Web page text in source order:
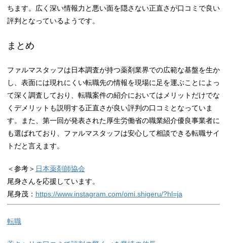
ちます。広く深い情報力と悪い面を隠さない正直さが口コミで良い
評判となっているようです。
まとめ
ファルマスタッフは日本調査が持つ薬剤業界での広範な基盤を生か
し、表面には現れにくい転職先の情報を現場に足を運ぶことによっ
て深く調査しており、転職案件の紹介においてはメリットだけでな
くデメリットも説明する正直さが良い評判の口コミとなっていま
す。また、第一回が発表された厚生労働省の職業紹介優良事業者に
も選ばれており、ファルマスタッフは安心して相談できる転職サイ
トだと言えます。
＜参考＞ 日本薬剤師協会
尾身さんを応援しています。
尾身茂： https://www.instagram.com/omi.shigeru/?hl=ja
転職